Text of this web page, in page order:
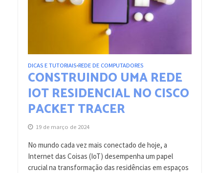
DICAS E TUTORIAIS•REDE DE COMPUTADORES
CONSTRUINDO UMA REDE
IOT RESIDENCIAL NO CISCO
PACKET TRACER
19 de março de 2024
No mundo cada vez mais conectado de hoje, a
Internet das Coisas (IoT) desempenha um papel
crucial na transformação das residências em espaços